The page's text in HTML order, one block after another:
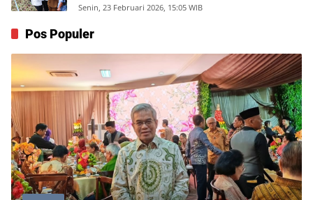
Juta per Hektare
Senin, 23 Februari 2026, 15:05 WIB
Pos Populer